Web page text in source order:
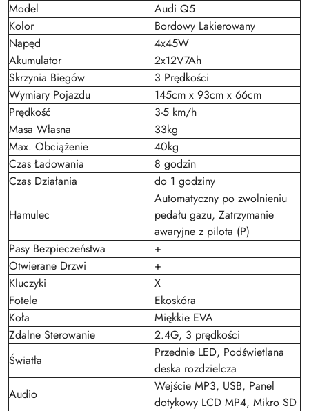
Model
Audi Q5
Kolor
Bordowy Lakierowany
Napęd
4x45W
Akumulator
2x12V7Ah
Skrzynia Biegów
3 Prędkości
Wymiary Pojazdu
145cm x 93cm x 66cm
Prędkość
3-5 km/h
Masa Własna
33kg
Max. Obciążenie
40kg
Czas Ładowania
8 godzin
Czas Działania
do 1 godziny
Hamulec
Automatyczny po zwolnieniu
pedału gazu, Zatrzymanie
awaryjne z pilota (P)
Pasy Bezpieczeństwa
+
Otwierane Drzwi
+
Kluczyki
X
Fotele
Ekoskóra
Koła
Miękkie EVA
Zdalne Sterowanie
2.4G, 3 prędkości
Światła
Przednie LED, Podświetlana
deska rozdzielcza
Audio
Wejście MP3, USB, Panel
dotykowy LCD MP4, Mikro SD